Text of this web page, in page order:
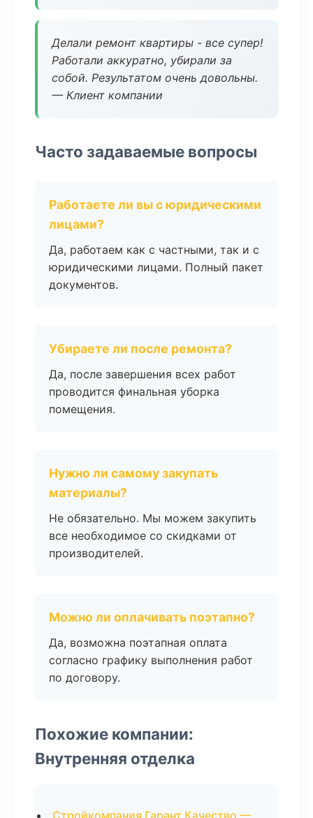
Делали ремонт квартиры - все супер!
Работали аккуратно, убирали за
собой. Результатом очень довольны.
— Клиент компании
Часто задаваемые вопросы
Работаете ли вы с юридическими
лицами?
Да, работаем как с частными, так и с
юридическими лицами. Полный пакет
документов.
Убираете ли после ремонта?
Да, после завершения всех работ
проводится финальная уборка
помещения.
Нужно ли самому закупать
материалы?
Не обязательно. Мы можем закупить
все необходимое со скидками от
производителей.
Можно ли оплачивать поэтапно?
Да, возможна поэтапная оплата
согласно графику выполнения работ
по договору.
Похожие компании:
Внутренняя отделка
Стройкомпания Гарант Качество —